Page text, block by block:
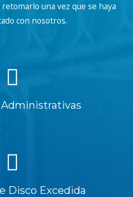
una vez que se haya
con nosotros.
Administrativas
Disco Excedida